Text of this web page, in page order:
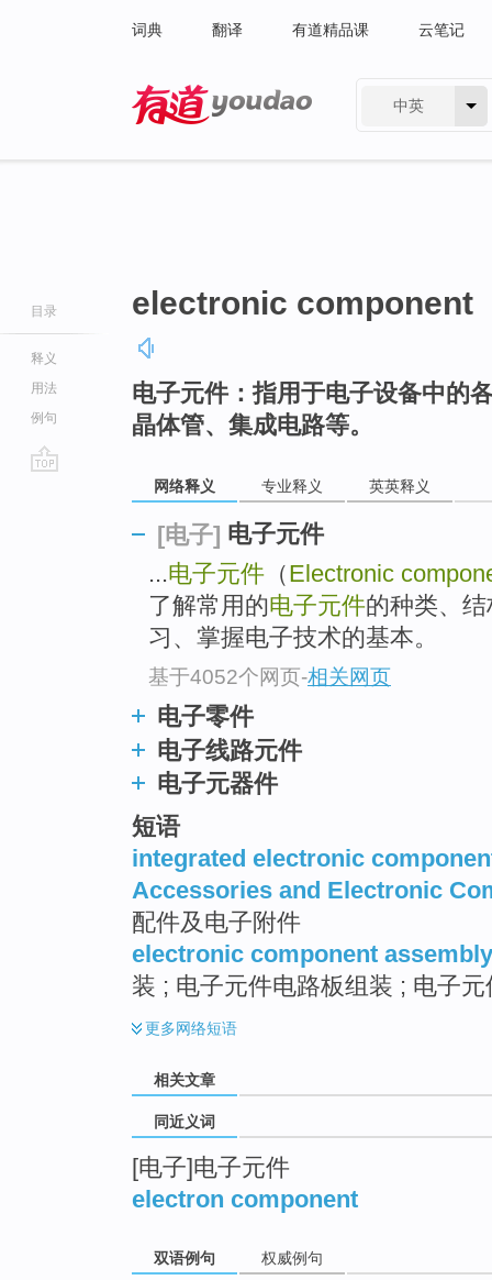
词典 翻译 有道精品课 云笔记
中英
目录
释义
用法
例句
electronic component
电子元件：指用于电子设备中的
晶体管、集成电路等。
网络释义 专业释义 英英释义
[电子] 电子元件
...电子元件 （Electronic
了解常用的电子元件的种类、
习、掌握电子技术的基本。
基于4052个网页-相关网页
电子零件
电子线路元件
电子元器件
短语
integrated electronic
Accessories and Electronic
配件及电子附件
electronic component assembly
装 ; 电子元件电路板组装 ; 电子元
更多网络短语
相关文章
同近义词
[电子]电子元件
electron component
双语例句 权威例句